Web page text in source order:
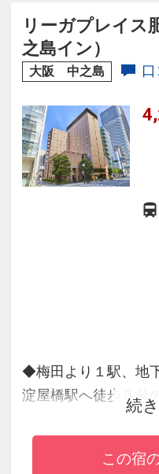
リーガプレイス
之島イン）
大阪 中之島
◆梅田より１駅、地
淀屋橋駅へ徒歩５分
・フェスティバルタ
へアクセス抜群
・京セラドームへも
続
この宿